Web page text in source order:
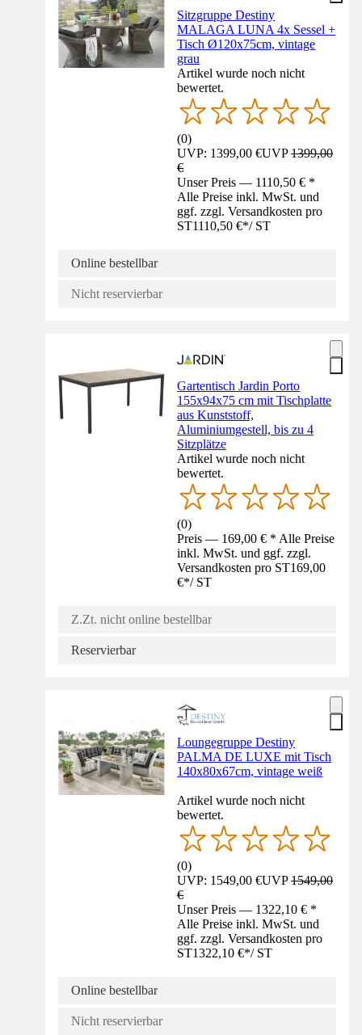
Sitzgruppe Destiny
MALAGA LUNA 4x Sessel +
Tisch Ø120x75cm, vintage
grau
Artikel wurde noch nicht
bewertet.
(0)
UVP: 1399,00 €UVP1399,00
€
Unser Preis — 1110,50 € *
Alle Preise inkl. MwSt. und
ggf. zzgl. Versandkosten pro
ST1110,50 €*/ ST
Online bestellbar
Nicht reservierbar
Gartentisch Jardin Porto
155x94x75 cm mit Tischplatte
aus Kunststoff,
Aluminiumgestell, bis zu 4
Sitzplätze
Artikel wurde noch nicht
bewertet.
(0)
Preis — 169,00 € * Alle Preise
inkl. MwSt. und ggf. zzgl.
Versandkosten pro ST169,00
€*/ ST
Z.Zt. nicht online bestellbar
Reservierbar
Loungegruppe Destiny
PALMA DE LUXE mit Tisch
140x80x67cm, vintage weiß
Artikel wurde noch nicht
bewertet.
(0)
UVP: 1549,00 €UVP1549,00
€
Unser Preis — 1322,10 € *
Alle Preise inkl. MwSt. und
ggf. zzgl. Versandkosten pro
ST1322,10 €*/ ST
Online bestellbar
Nicht reservierbar